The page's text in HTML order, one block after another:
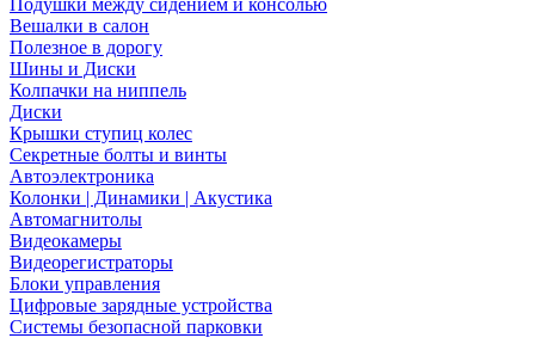
Подушки между сидением и консолью
Вешалки в салон
Полезное в дорогу
Шины и Диски
Колпачки на ниппель
Диски
Крышки ступиц колес
Секретные болты и винты
Автоэлектроника
Колонки | Динамики | Акустика
Автомагнитолы
Видеокамеры
Видеорегистраторы
Блоки управления
Цифровые зарядные устройства
Системы безопасной парковки